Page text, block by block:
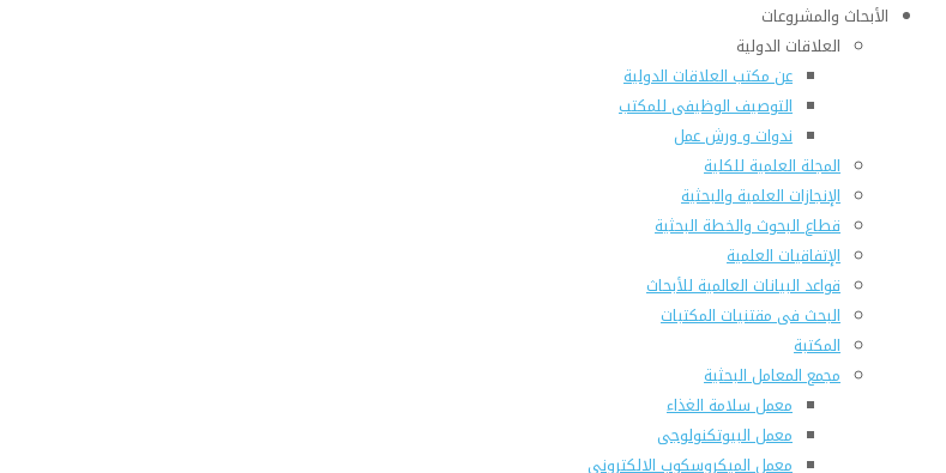
الأبحاث والمشروعات
العلاقات الدولية
عن مكتب العلاقات الدولية
التوصيف الوظيفى للمكتب
ندوات و ورش عمل
المجلة العلمية للكلية
الإنجازات العلمية والبحثية
قطاع البحوث والخطة البحثية
الإتفاقيات العلمية
قواعد البيانات العالمية للأبحاث
البحث فى مقتنيات المكتبات
المكتبة
مجمع المعامل البحثية
معمل سلامة الغذاء
معمل البيوتكنولوجى
معمل الميكروسكوب الالكتروني